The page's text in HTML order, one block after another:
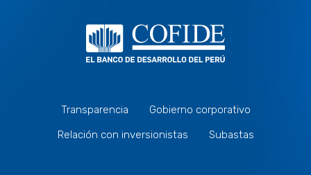
Transparencia
Gobierno corporativo
Relación con inversionistas
Subastas